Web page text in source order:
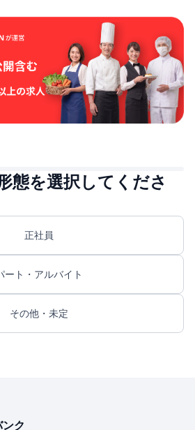
態を選択してくださ
正社員
ート・アルバイト
その他・未定
ク